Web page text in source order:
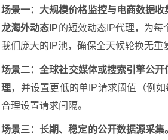
场景一：大规模价格监控与电商数据收
龙海外动态IP的短效动态IP代理，为每
我们庞大的IP池，确保全天候轮换无重
场景二：全球社交媒体或搜索引擎公开
理，并设置更低的单IP请求阈值（例
合理设置请求间隔。
场景三：长期、稳定的公开数据源采集